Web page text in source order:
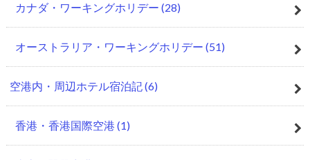
カナダ・ワーキングホリデー (28)
オーストラリア・ワーキングホリデー (51)
空港内・周辺ホテル宿泊記(6)
香港・香港国際空港 (1)